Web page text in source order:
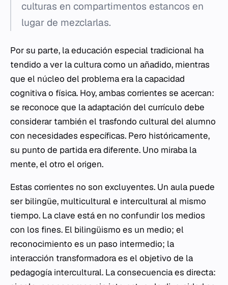
culturas en compartimentos estancos en
lugar de mezclarlas.
Por su parte, la educación especial tradicional ha
tendido a ver la cultura como un añadido, mientras
que el núcleo del problema era la capacidad
cognitiva o física. Hoy, ambas corrientes se acercan:
se reconoce que la adaptación del currículo debe
considerar también el trasfondo cultural del alumno
con necesidades específicas. Pero históricamente,
su punto de partida era diferente. Uno miraba la
mente, el otro el origen.
Estas corrientes no son excluyentes. Un aula puede
ser bilingüe, multicultural e intercultural al mismo
tiempo. La clave está en no confundir los medios
con los fines. El bilingüismo es un medio; el
reconocimiento es un paso intermedio; la
interacción transformadora es el objetivo de la
pedagogía intercultural. La consecuencia es directa: